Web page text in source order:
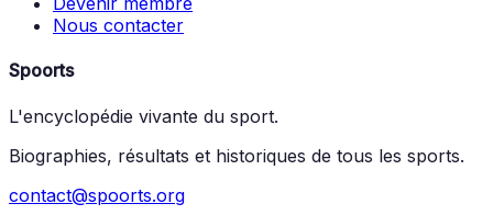
Nous contacter
Spoorts
L'encyclopédie vivante du sport.
Biographies, résultats et historiques de tous les sports.
contact@spoorts.org